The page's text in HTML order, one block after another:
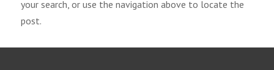
your search, or use the navigation above to locate the
post.